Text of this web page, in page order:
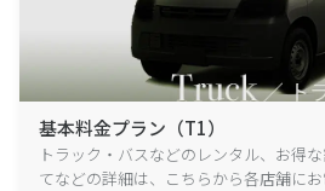
基本料金プラン（T1）
トラック・バスなどのレンタル、お得
てなどの詳細は、こちらから各店舗にお